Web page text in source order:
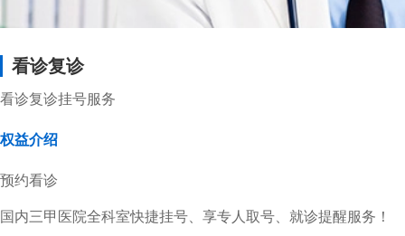
看诊复诊
看诊复诊挂号服务
权益介绍
预约看诊
国内三甲医院全科室快捷挂号、享专人取号、就诊提醒服务！